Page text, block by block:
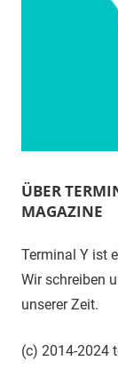
ÜBER
MAGAZINE
Terminal Y ist
Wir schreiben
unserer Zeit.
(c) 2014-2024